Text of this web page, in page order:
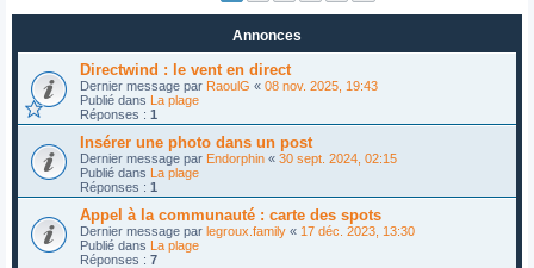
Annonces
Directwind : le vent en direct
Dernier message par RaoulG « 08 nov. 2025, 19:43
Publié dans La plage
Réponses : 1
Insérer une photo dans un post
Dernier message par Endorphin « 30 sept. 2024, 02:15
Publié dans La plage
Réponses : 1
Appel à la communauté : carte des spots
Dernier message par legroux.family « 17 déc. 2023, 13:30
Publié dans La plage
Réponses : 7